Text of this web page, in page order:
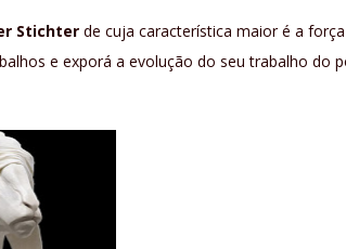
Stichter de cuja característica maior é a força
e exporá a evolução do seu trabalho do